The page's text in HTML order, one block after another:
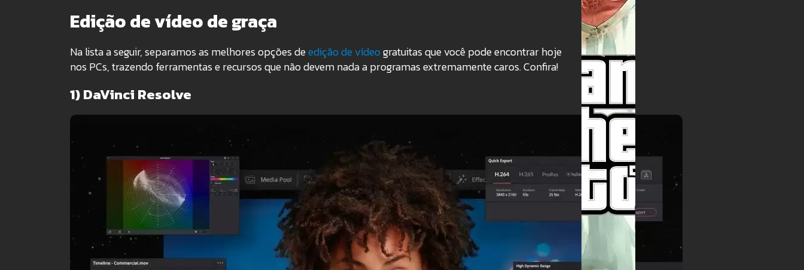
Edição de vídeo de graça
Na lista a seguir, separamos as melhores opções deedição de vídeogratuitas que você pode encontrar hoje
nos PCs, trazendo ferramentas e recursos que não devem nada a programas extremamente caros. Confira!
1) DaVinci Resolve